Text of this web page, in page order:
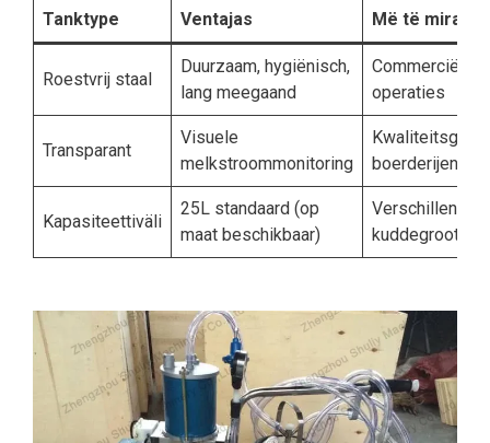
Tanktype Ventajas Më të mirat
Roestvrij staal
Duurzaam, hygiënisch,
lang meegaand
Commerciële
operaties
Transparant
Visuele
melkstroommonitoring
boerderijen
Kapasiteettiväli
25L standaard (op
maat beschikbaar)
Verschillende
kuddegroottes